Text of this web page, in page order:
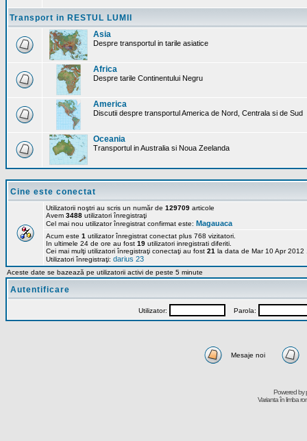
Transport in RESTUL LUMII
Asia
Despre transportul in tarile asiatice
Africa
Despre tarile Continentului Negru
America
Discutii despre transportul America de Nord, Centrala si de Sud
Oceania
Transportul in Australia si Noua Zeelanda
Cine este conectat
Utilizatorii noştri au scris un număr de 129709 articole
Avem 3488 utilizatori înregistraţi
Cel mai nou utilizator înregistrat confirmat este: Magauaca
Acum este 1 utilizator înregistrat conectat plus 768 vizitatori.
In ultimele 24 de ore au fost 19 utilizatori inregistrati diferiti.
Cei mai mulţi utilizatori înregistraţi conectaţi au fost 21 la data de Mar 10 Apr 2012
Utilizatori înregistraţi: darius 23
Aceste date se bazează pe utilizatorii activi de peste 5 minute
Autentificare
Utilizator: Parola:
Mesaje noi
Powered by
Varianta în limba